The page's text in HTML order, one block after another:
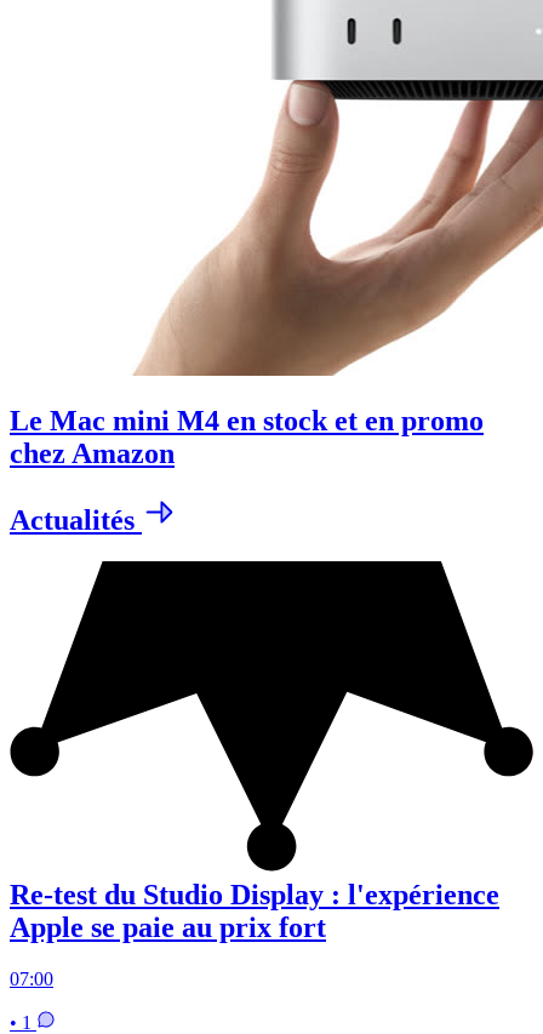
Le Mac mini M4 en stock et en promo
chez Amazon
Actualités
Re-test du Studio Display : l'expérience
Apple se paie au prix fort
07:00
• 1